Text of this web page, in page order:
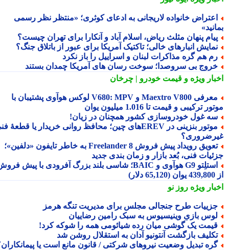
خانواده لاریجانی به ادعای کوثری؛ «منتظر نظر رسمی
پنهان مثلث ریاض، اسلام آباد و آنکارا برای تهران چیست؟
انبارهای خالی؛ تاکتیک آمریکا برای عبور از باتلاق جنگ؟
هم گره مذاکرات لبنان و اسراییل را باز نکرد
بی سروصدا؛ سوخت رسان های آمریکا چمدان بستند
ویژهو قیمت خودرو | چرخان
معرفی Maextro V800 و V680: MPV لوکس هوآوی پشتیبان با
ترکیبی و قیمت تا 1.016 میلیون یوان
غول خودروسازی کشور همچنان در زیان!
موتور بنزینی در EREVهای چین؛ محافظ روانی خریدار یا قطعهٔ فنی
تعویق رویداد پیش فروش Freelander 8 به خاطر تایفون «دلفین»؛
فنی، بُعد بازار و زمان بندی جدید
استلِتو G9 هوآوی و BAIC؛ شاسی بلند بزرگ آفرودی با پیش فروش
ویژهروز نو
طرح جنجالی مجلس برای مدیریت تنگه هرمز
بازیِ وینیسیوس به سبک رامین رضاییان
یک گوشی میان رده شیائومی همه را شوکه کرد!
بازگشت آنتونیو آدان به استقلال روشن شد
تبدیل وضعیت نیروهای شرکتی / قانون مانع است یا پیمانکاران؟